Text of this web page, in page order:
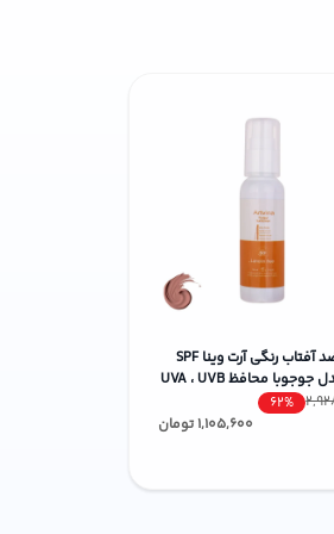
کرم ضد آفتاب رنگی آرت وینا SPF
50 مدل جوجوبا ‌محافظ UVA ، UVB
62%
1,105,600تومان